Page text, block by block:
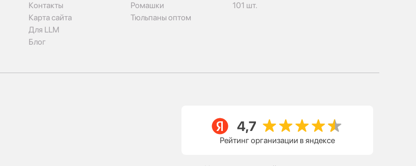
Контакты
Карта сайта
Для LLM
Блог
Ромашки
Тюльпаны оптом
101 шт.
Рейтинг организации в яндексе